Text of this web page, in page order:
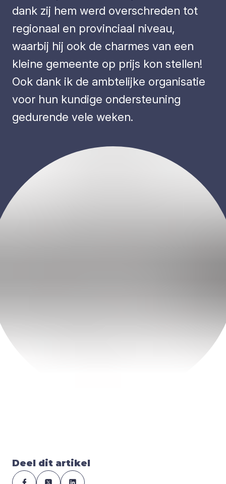
dank zij hem werd overschreden tot
regionaal en provinciaal niveau,
waarbij hij ook de charmes van een
kleine gemeente op prijs kon stellen!
Ook dank ik de ambtelijke organisatie
voor hun kundige ondersteuning
gedurende vele weken.
Deel dit artikel